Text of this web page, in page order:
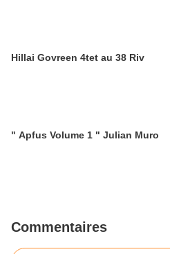
Hillai Govreen 4tet au 38 Riv
" Apfus Volume 1 " Julian Muro
Commentaires